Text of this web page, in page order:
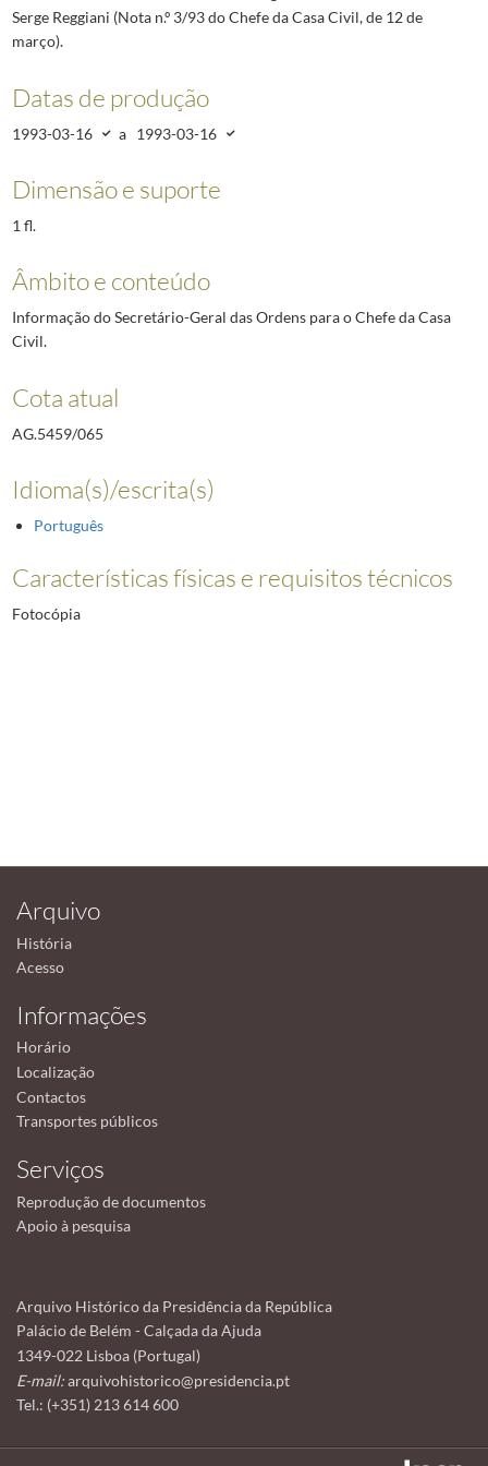
Serge Reggiani (Nota n.º 3/93 do Chefe da Casa Civil, de 12 de
março).
Datas de produção
1993-03-16 a 1993-03-16
Dimensão e suporte
1 fl.
Âmbito e conteúdo
Informação do Secretário-Geral das Ordens para o Chefe da Casa
Civil.
Cota atual
AG.5459/065
Idioma(s)/escrita(s)
Português
Características físicas e requisitos técnicos
Fotocópia
Arquivo
História
Acesso
Informações
Horário
Localização
Contactos
Transportes públicos
Serviços
Reprodução de documentos
Apoio à pesquisa
Arquivo Histórico da Presidência da República
Palácio de Belém - Calçada da Ajuda
1349-022 Lisboa (Portugal)
E-mail:arquivohistorico@presidencia.pt
Tel.: (+351) 213 614 600